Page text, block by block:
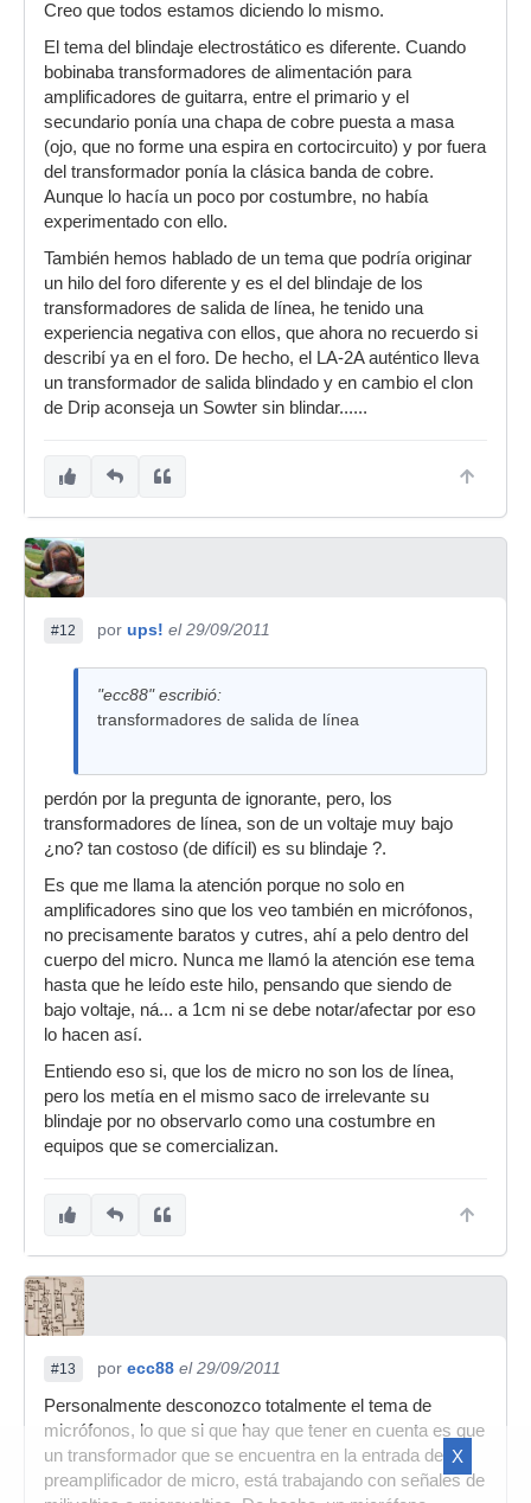
Creo que todos estamos diciendo lo mismo.
El tema del blindaje electrostático es diferente. Cuando
bobinaba transformadores de alimentación para
amplificadores de guitarra, entre el primario y el
secundario ponía una chapa de cobre puesta a masa
(ojo, que no forme una espira en cortocircuito) y por fuera
del transformador ponía la clásica banda de cobre.
Aunque lo hacía un poco por costumbre, no había
experimentado con ello.
También hemos hablado de un tema que podría originar
un hilo del foro diferente y es el del blindaje de los
transformadores de salida de línea, he tenido una
experiencia negativa con ellos, que ahora no recuerdo si
describí ya en el foro. De hecho, el LA-2A auténtico lleva
un transformador de salida blindado y en cambio el clon
de Drip aconseja un Sowter sin blindar......
#12 por ups! el 29/09/2011
"ecc88" escribió:
transformadores de salida de línea
perdón por la pregunta de ignorante, pero, los
transformadores de línea, son de un voltaje muy bajo
¿no? tan costoso (de difícil) es su blindaje ?.
Es que me llama la atención porque no solo en
amplificadores sino que los veo también en micrófonos,
no precisamente baratos y cutres, ahí a pelo dentro del
cuerpo del micro. Nunca me llamó la atención ese tema
hasta que he leído este hilo, pensando que siendo de
bajo voltaje, ná... a 1cm ni se debe notar/afectar por eso
lo hacen así.
Entiendo eso si, que los de micro no son los de línea,
pero los metía en el mismo saco de irrelevante su
blindaje por no observarlo como una costumbre en
equipos que se comercializan.
#13 por ecc88 el 29/09/2011
Personalmente desconozco totalmente el tema de
micrófonos, lo que si que hay que tener en cuenta es que
un transformador que se encuentra en la entrada de un
preamplificador de micro, está trabajando con señales de
X